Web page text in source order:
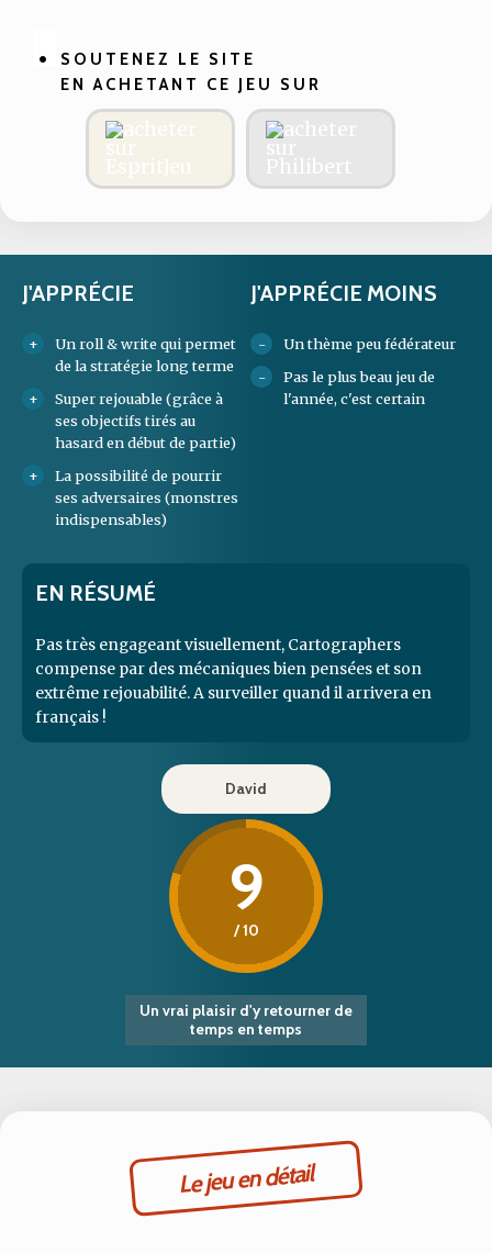
SOUTENEZ LE SITE
EN ACHETANT CE JEU SUR
J'APPRÉCIE
Un roll & write qui permet
de la stratégie long terme
Super rejouable (grâce à
ses objectifs tirés au
hasard en début de partie)
La possibilité de pourrir
ses adversaires (monstres
indispensables)
J'APPRÉCIE MOINS
Un thème peu fédérateur
Pas le plus beau jeu de
l'année, c'est certain
EN RÉSUMÉ
Pas très engageant visuellement, Cartographers
compense par des mécaniques bien pensées et son
extrême rejouabilité. A surveiller quand il arrivera en
français !
David
9
/ 10
Un vrai plaisir d'y retourner de
temps en temps
Le jeu en détail